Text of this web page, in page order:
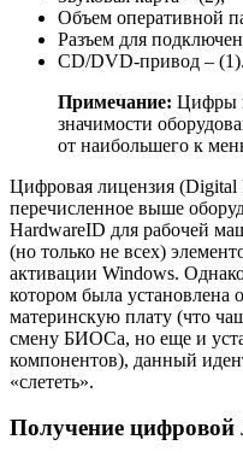
Объем оперативной
Разъем для
CD/DVD-привод – (1).
Примечание: Цифры
значимости
от наибольшего к
Цифровая лицензия (Digital
перечисленное выше
HardwareID для рабочей
(но только не всех)
активации Windows.
котором была установлена
материнскую плату (что
смену БИОСа, но еще и
компонентов), данный
«слететь».
Получение цифровой